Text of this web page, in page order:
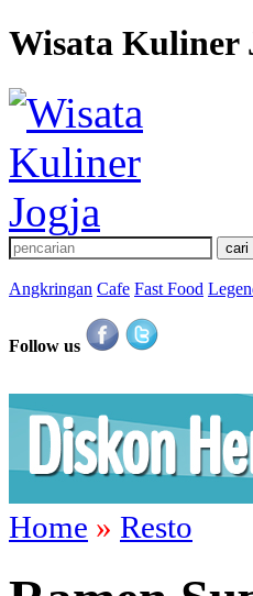
Wisata Kuliner
Angkringan Cafe Fast Food
Follow us
Home » Resto